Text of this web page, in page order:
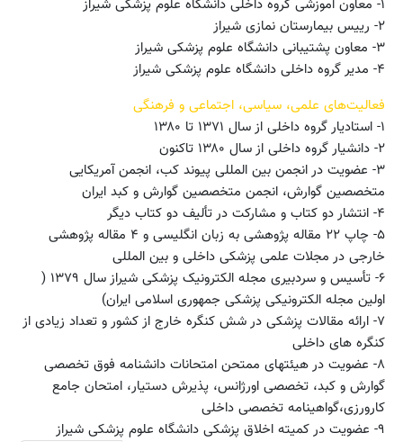
۱- معاون آموزشی گروه داخلی دانشگاه علوم پزشکی شیراز
۲- رییس بیمارستان نمازی شیراز
۳- معاون پشتیبانی دانشگاه علوم پزشکی شیراز
۴- مدیر گروه داخلی دانشگاه علوم پزشکی شیراز
فعالیت‌های علمی، سیاسی، اجتماعی و فرهنگی
۱- استادیار گروه داخلی از سال ۱۳۷۱ تا ۱۳۸۰
۲- دانشیار گروه داخلی از سال ۱۳۸۰ تاکنون
۳- عضویت در انجمن بین المللی پیوند کب، انجمن آمریکایی
متخصصین گوارش، انجمن متخصصین گوارش و کبد ایران
۴- انتشار دو کتاب و مشارکت در تألیف دو کتاب دیگر
۵- چاپ ۲۲ مقاله پژوهشی به زبان انگلیسی و ۴ مقاله پژوهشی
خارجی در مجلات علمی پزشکی داخلی و بین المللی
۶- تأسیس و سردبیری مجله الکترونیک پزشکی شیراز سال ۱۳۷۹ (
اولین مجله الکترونیکی پزشکی جمهوری اسلامی ایران)
۷- ارائه مقالات پزشکی در شش کنگره خارج از کشور و تعداد زیادی از
کنگره های داخلی
۸- عضویت در هیئتهای ممتحن امتحانات دانشنامه فوق تخصصی
گوارش و کبد، تخصصی اورژانس، پذیرش دستیار، امتحان جامع
کارورزی،گواهینامه تخصصی داخلی
۹- عضویت در کمیته اخلاق پزشکی دانشگاه علوم پزشکی شیراز